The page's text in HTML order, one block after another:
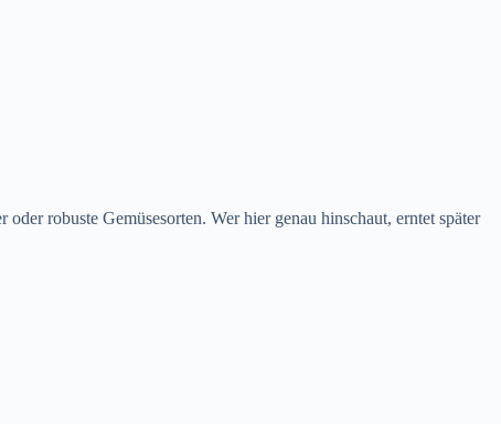
robuste Gemüsesorten. Wer hier genau hinschaut, erntet später